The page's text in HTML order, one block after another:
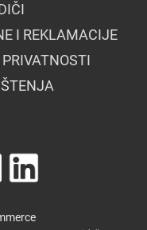
I REKLAMACIJE